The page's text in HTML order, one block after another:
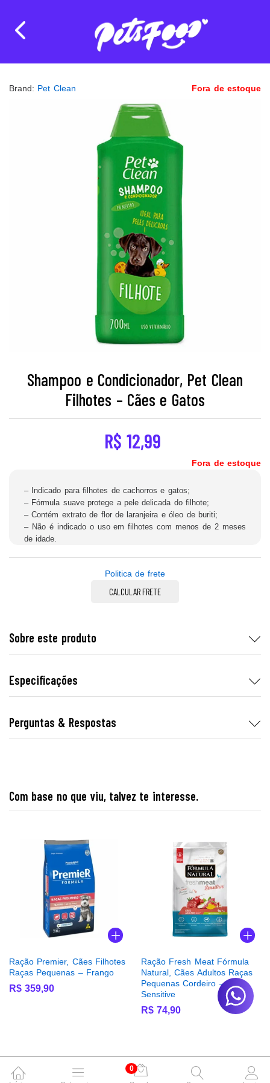
Brand: Pet Clean Fora de estoque
Shampoo e Condicionador, Pet Clean
Filhotes – Cães e Gatos
R$ 12,99
Fora de estoque
– Indicado para filhotes de cachorros e gatos;
– Fórmula suave protege a pele delicada do filhote;
– Contém extrato de flor de laranjeira e óleo de buriti;
– Não é indicado o uso em filhotes com menos de 2 meses
de idade.
Politica de frete
CALCULAR FRETE
Sobre este produto
Especificações
Perguntas & Respostas
Com base no que viu, talvez te interesse.
Ração Premier, Cães Filhotes
Raças Pequenas – Frango
R$ 359,90
Ração Fresh Meat Fórmula
Natural, Cães Adultos Raças
Pequenas Cordeiro –
Sensitive
R$ 74,90
0